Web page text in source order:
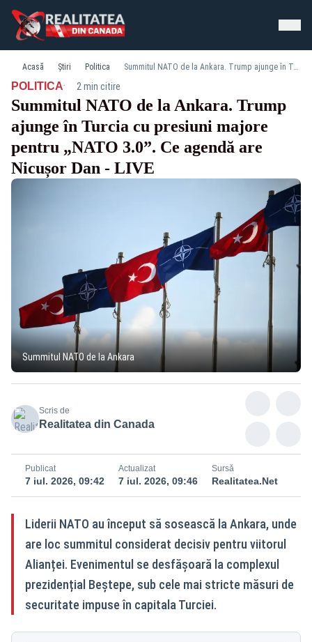
Acasă Știri Politica Summitul NATO de la Ankara. Trump ajunge în Turcia cu presiuni majore pentru „NATO 3.0”. Ce agendă are Nicușor Dan - LIVE
POLITICA· 2 min citire
Summitul NATO de la Ankara. Trump
ajunge în Turcia cu presiuni majore
pentru „NATO 3.0”. Ce agendă are
Nicușor Dan - LIVE
Summitul NATO de la Ankara
Scris de
Realitatea din Canada
Publicat
7 iul. 2026, 09:42
Actualizat
7 iul. 2026, 09:46
Sursă
Realitatea.Net
Liderii NATO au început să sosească la Ankara, unde
are loc summitul considerat decisiv pentru viitorul
Alianței. Evenimentul se desfășoară la complexul
prezidențial Beştepe, sub cele mai stricte măsuri de
securitate impuse în capitala Turciei.